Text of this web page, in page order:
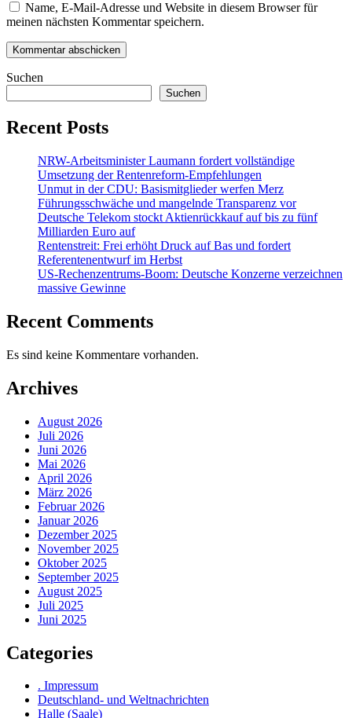
Name, E-Mail-Adresse und Website in diesem Browser für
meinen nächsten Kommentar speichern.
Suchen
Suchen
Recent Posts
NRW-Arbeitsminister Laumann fordert vollständige
Umsetzung der Rentenreform-Empfehlungen
Unmut in der CDU: Basismitglieder werfen Merz
Führungsschwäche und mangelnde Transparenz vor
Deutsche Telekom stockt Aktienrückkauf auf bis zu fünf
Milliarden Euro auf
Rentenstreit: Frei erhöht Druck auf Bas und fordert
Referentenentwurf im Herbst
US-Rechenzentrums-Boom: Deutsche Konzerne verzeichnen
massive Gewinne
Recent Comments
Es sind keine Kommentare vorhanden.
Archives
August 2026
Juli 2026
Juni 2026
Mai 2026
April 2026
März 2026
Februar 2026
Januar 2026
Dezember 2025
November 2025
Oktober 2025
September 2025
August 2025
Juli 2025
Juni 2025
Categories
. Impressum
Deutschland- und Weltnachrichten
Halle (Saale)